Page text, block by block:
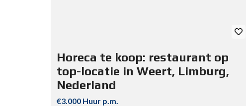
Horeca te koop: restaurant op
top-locatie in Weert, Limburg,
Nederland
€3.000 Huur p.m.